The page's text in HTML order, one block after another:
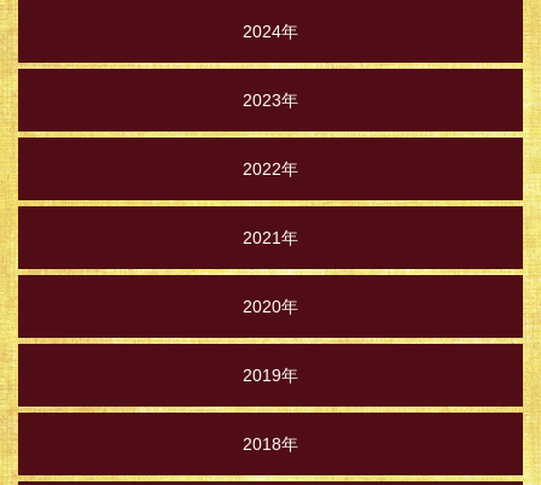
2024年
2023年
2022年
2021年
2020年
2019年
2018年